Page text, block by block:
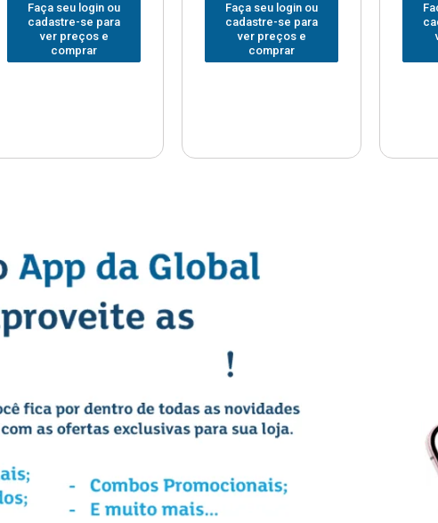
Faça seu login ou
cadastre-se para
ver preços e
comprar
Faça seu login ou
cadastre-se para
ver preços e
comprar
Faça
ver